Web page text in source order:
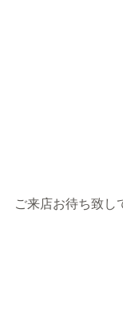
ご来店お待ち致